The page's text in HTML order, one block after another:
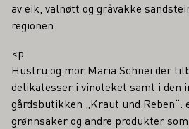
av eik, valnøtt og gråvakke
regionen.
<p
Hustru og mor Maria Schnei der
delikatesser i vinoteket samt i den
gårdsbutikken „Kraut und Reben“:
grønnsaker og andre produkter